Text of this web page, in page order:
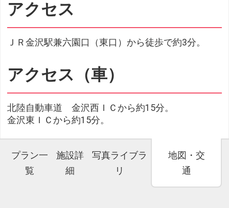
アクセス
ＪＲ金沢駅兼六園口（東口）から徒歩で約3分。
アクセス（車）
北陸自動車道 金沢西ＩＣから約15分。
金沢東ＩＣから約15分。
プラン一
覧
施設詳
細
写真ライブラ
リ
地図・交
通